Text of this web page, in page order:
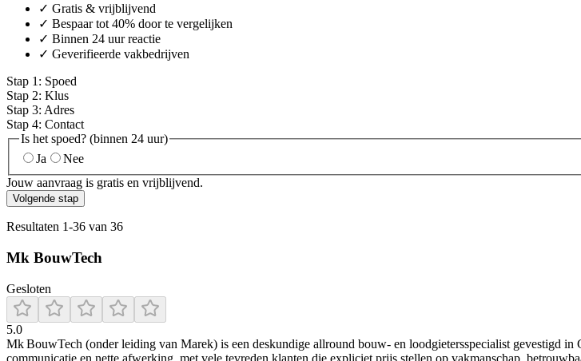
✓ Gratis & vrijblijvend
✓ Bespaar tot 40% door te vergelijken
✓ Binnen 24 uur reactie
✓ Geverifieerde vakbedrijven
Stap 1 : Spoed
Stap 2: Klus
Stap 3: Adres
Stap 4: Contact
Is het spoed? (binnen 24 uur)
Ja
Nee
Jouw aanvraag is gratis en vrijblijvend.
Volgende stap
Resultaten 1-36 van 36
Mk BouwTech
Gesloten
5.0
Mk BouwTech (onder leiding van Marek) is een deskundige allround bouw‑ en loodgietersspecialist gevestigd
communicatie en nette afwerking, met vele tevreden klanten die expliciet prijs stellen op vakmanschap,